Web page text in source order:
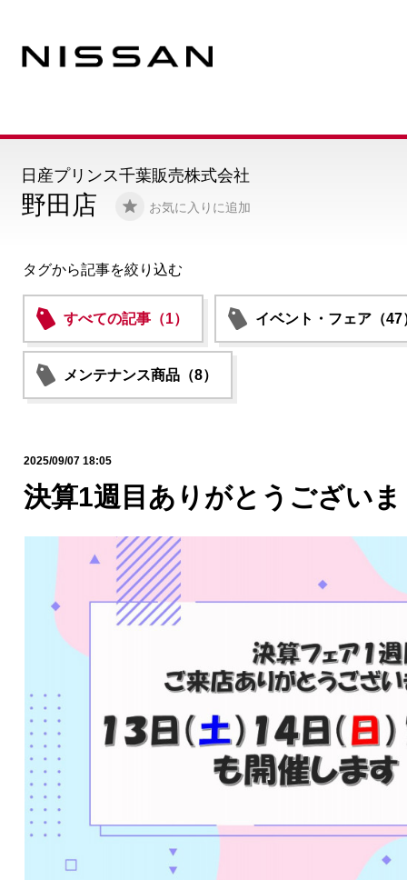
野田店 お気に入りに追加
日産プリンス千葉販売株式会社
タグから記事を絞り込む
すべての記事（1） イベント・フェア（47
メンテナンス商品（8）
2025/09/07 18:05
決算1週目ありがとうござい